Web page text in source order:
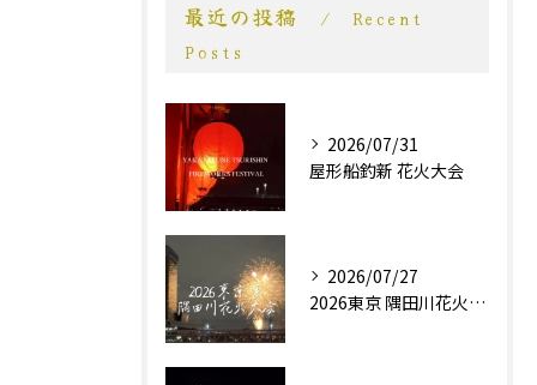
最近の投稿
Recent
Posts
2026/07/31
屋形船釣新 花火大会
2026/07/27
2026東京 隅田川花火大会